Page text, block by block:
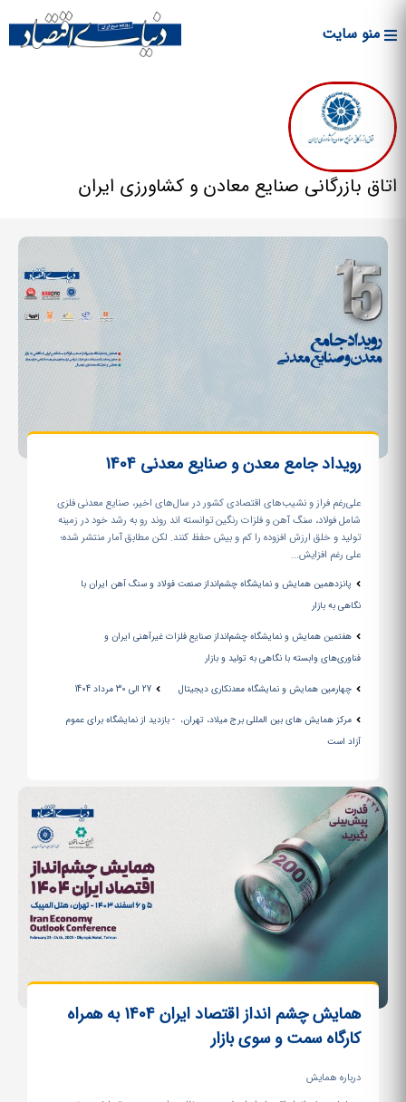
main
content
منو سایت
اتاق بازرگانی صنایع معادن و کشاورزی ایران
رویداد جامع معدن و صنایع معدنی 1404
علی‌رغم فراز و نشیب‌های اقتصادی کشور در سال‌‏های اخیر، صنایع معدنی فلزی
شامل فولاد، سنگ آهن و فلزات رنگین توانسته ‏اند روند رو به رشد خود در زمینه
تولید و خلق ارزش افزوده را کم و بیش حفظ کنند. لکن مطابق آمار منتشر شده؛
علی رغم افزایش...
پانزدهمین همایش و نمایشگاه چشم‌انداز صنعت فولاد و سنگ آهن ایران با
نگاهی به بازار
هفتمین همایش و نمایشگاه چشم‌انداز صنایع فلزات غیرآهنی ایران و
فناوری‌های وابسته با نگاهی به تولید و بازار
چهارمین همایش و نمایشگاه معدنکاری دیجیتال 27 الی 30 مرداد 1404
مرکز همایش های بین المللی برج میلاد، تهران، - بازدید از نمایشگاه برای عموم
آزاد است
همایش چشم انداز اقتصاد ایران 1404 به همراه
کارگاه سمت و سوی بازار
درباره همایش